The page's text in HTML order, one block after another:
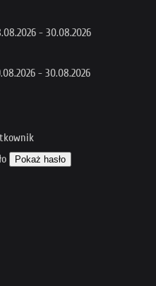
- 30.08.2026
- 30.08.2026
Pokaż hasło